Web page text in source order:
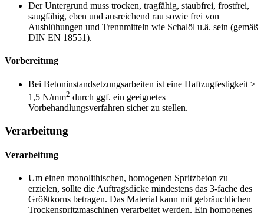
Der Untergrund muss trocken, tragfähig, staubfrei, frostfrei,
saugfähig, eben und ausreichend rau sowie frei von
Ausblühungen und Trennmitteln wie Schalöl u.ä. sein (gemäß
DIN EN 18551).
Vorbereitung
Bei Betoninstandsetzungsarbeiten ist eine Haftzugfestigkeit ≥
1,5 N/mm2 durch ggf. ein geeignetes
Vorbehandlungsverfahren sicher zu stellen.
Verarbeitung
Verarbeitung
Um einen monolithischen, homogenen Spritzbeton zu
erzielen, sollte die Auftragsdicke mindestens das 3-fache des
Größtkorns betragen. Das Material kann mit gebräuchlichen
Trockenspritzmaschinen verarbeitet werden. Ein homogenes